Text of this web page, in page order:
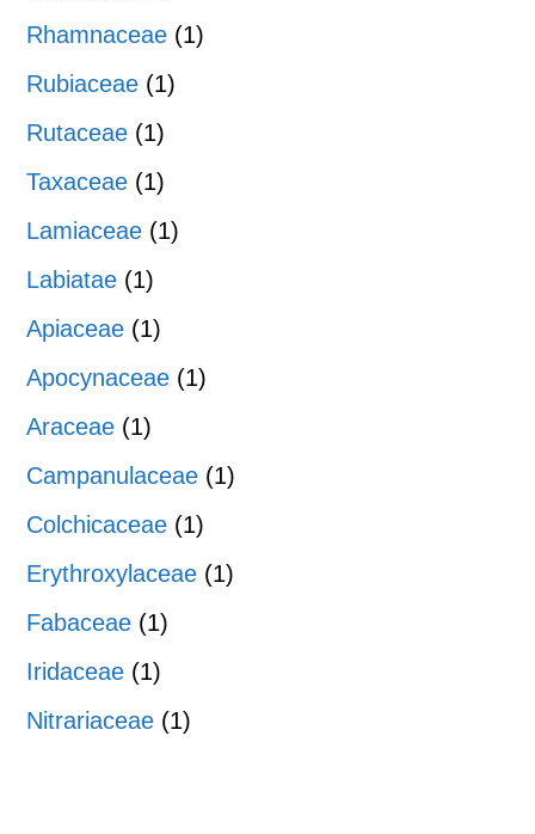
Rhamnaceae (1)
Rubiaceae (1)
Rutaceae (1)
Taxaceae (1)
Lamiaceae (1)
Labiatae (1)
Apiaceae (1)
Apocynaceae (1)
Araceae (1)
Campanulaceae (1)
Colchicaceae (1)
Erythroxylaceae (1)
Fabaceae (1)
Iridaceae (1)
Nitrariaceae (1)